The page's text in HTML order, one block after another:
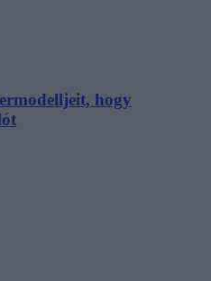
hogy